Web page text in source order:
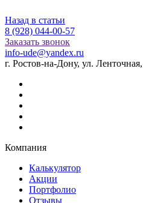
Назад в статьи
8 (928) 044-00-57
Заказать звонок
info-ude@yandex.ru
г. Ростов-на-Дону, ул.
Компания
Калькулятор
Акции
Портфолио
Отзывы